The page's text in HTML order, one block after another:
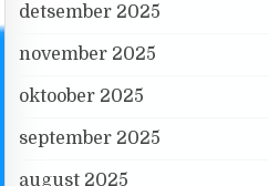
detsember 2025
november 2025
oktoober 2025
september 2025
august 2025